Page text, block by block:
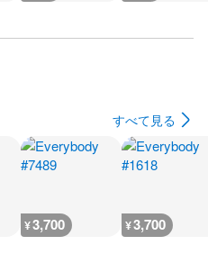
すべて見る
¥3,700 ¥3,700